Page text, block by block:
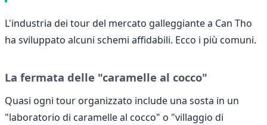
L'industria dei tour del mercato galleggiante a Can Tho
ha sviluppato alcuni schemi affidabili. Ecco i più comuni.
La fermata delle "caramelle al cocco"
Quasi ogni tour organizzato include una sosta in un
"laboratorio di caramelle al cocco" o "villaggio di